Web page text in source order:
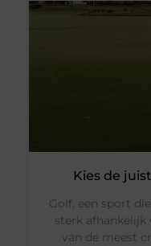
Kies de
Golf, een sport
sterk afhankelijk
van de meest